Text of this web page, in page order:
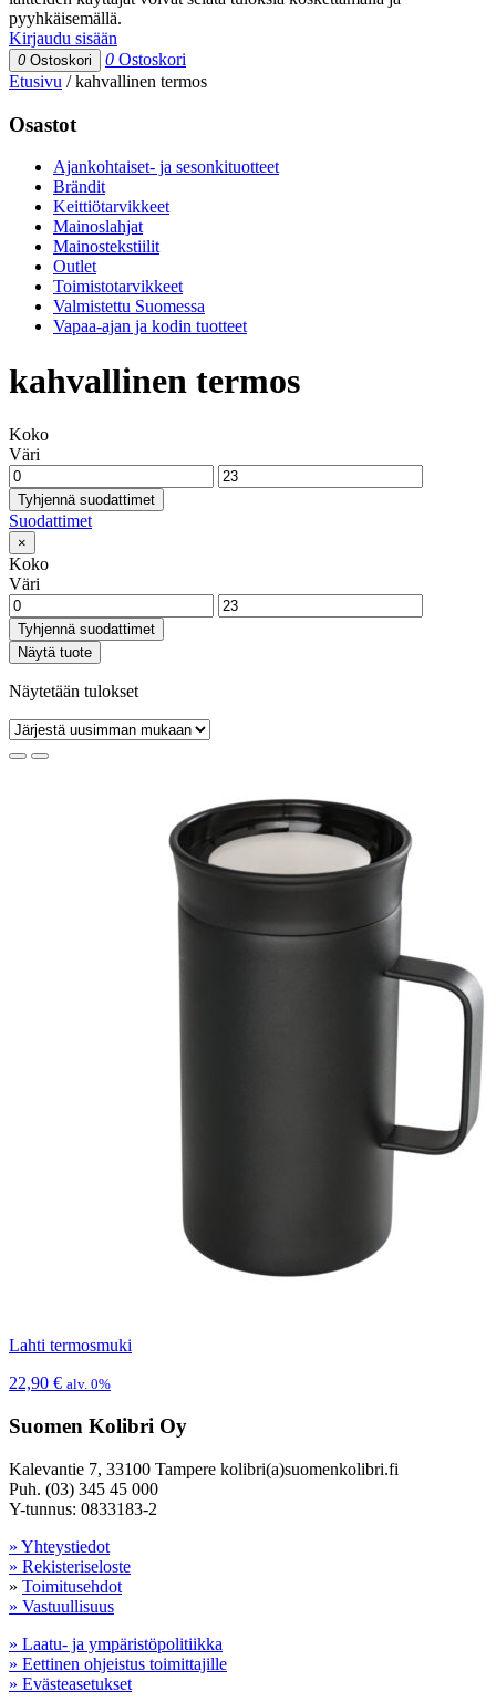
pyyhkäisemällä.
Kirjaudu sisään
0 Ostoskori 0 Ostoskori
Etusivu /kahvallinen termos
Osastot
Ajankohtaiset- ja sesonkituotteet
Brändit
Keittiötarvikkeet
Mainoslahjat
Mainostekstiilit
Outlet
Toimistotarvikkeet
Valmistettu Suomessa
Vapaa-ajan ja kodin tuotteet
kahvallinen termos
Koko
Väri
Tyhjennä suodattimet
Suodattimet
×
Koko
Väri
Tyhjennä suodattimet
Näytä tuote
Näytetään tulokset
Lahti termosmuki
22,90 € alv. 0%
Suomen Kolibri Oy
Kalevantie 7, 33100 Tampere kolibri(a)suomenkolibri.fi
Puh. (03) 345 45 000
Y-tunnus: 0833183-2
» Yhteystiedot
» Rekisteriseloste
» Toimitusehdot
» Vastuullisuus
» Laatu- ja ympäristöpolitiikka
» Eettinen ohjeistus toimittajille
» Evästeasetukset